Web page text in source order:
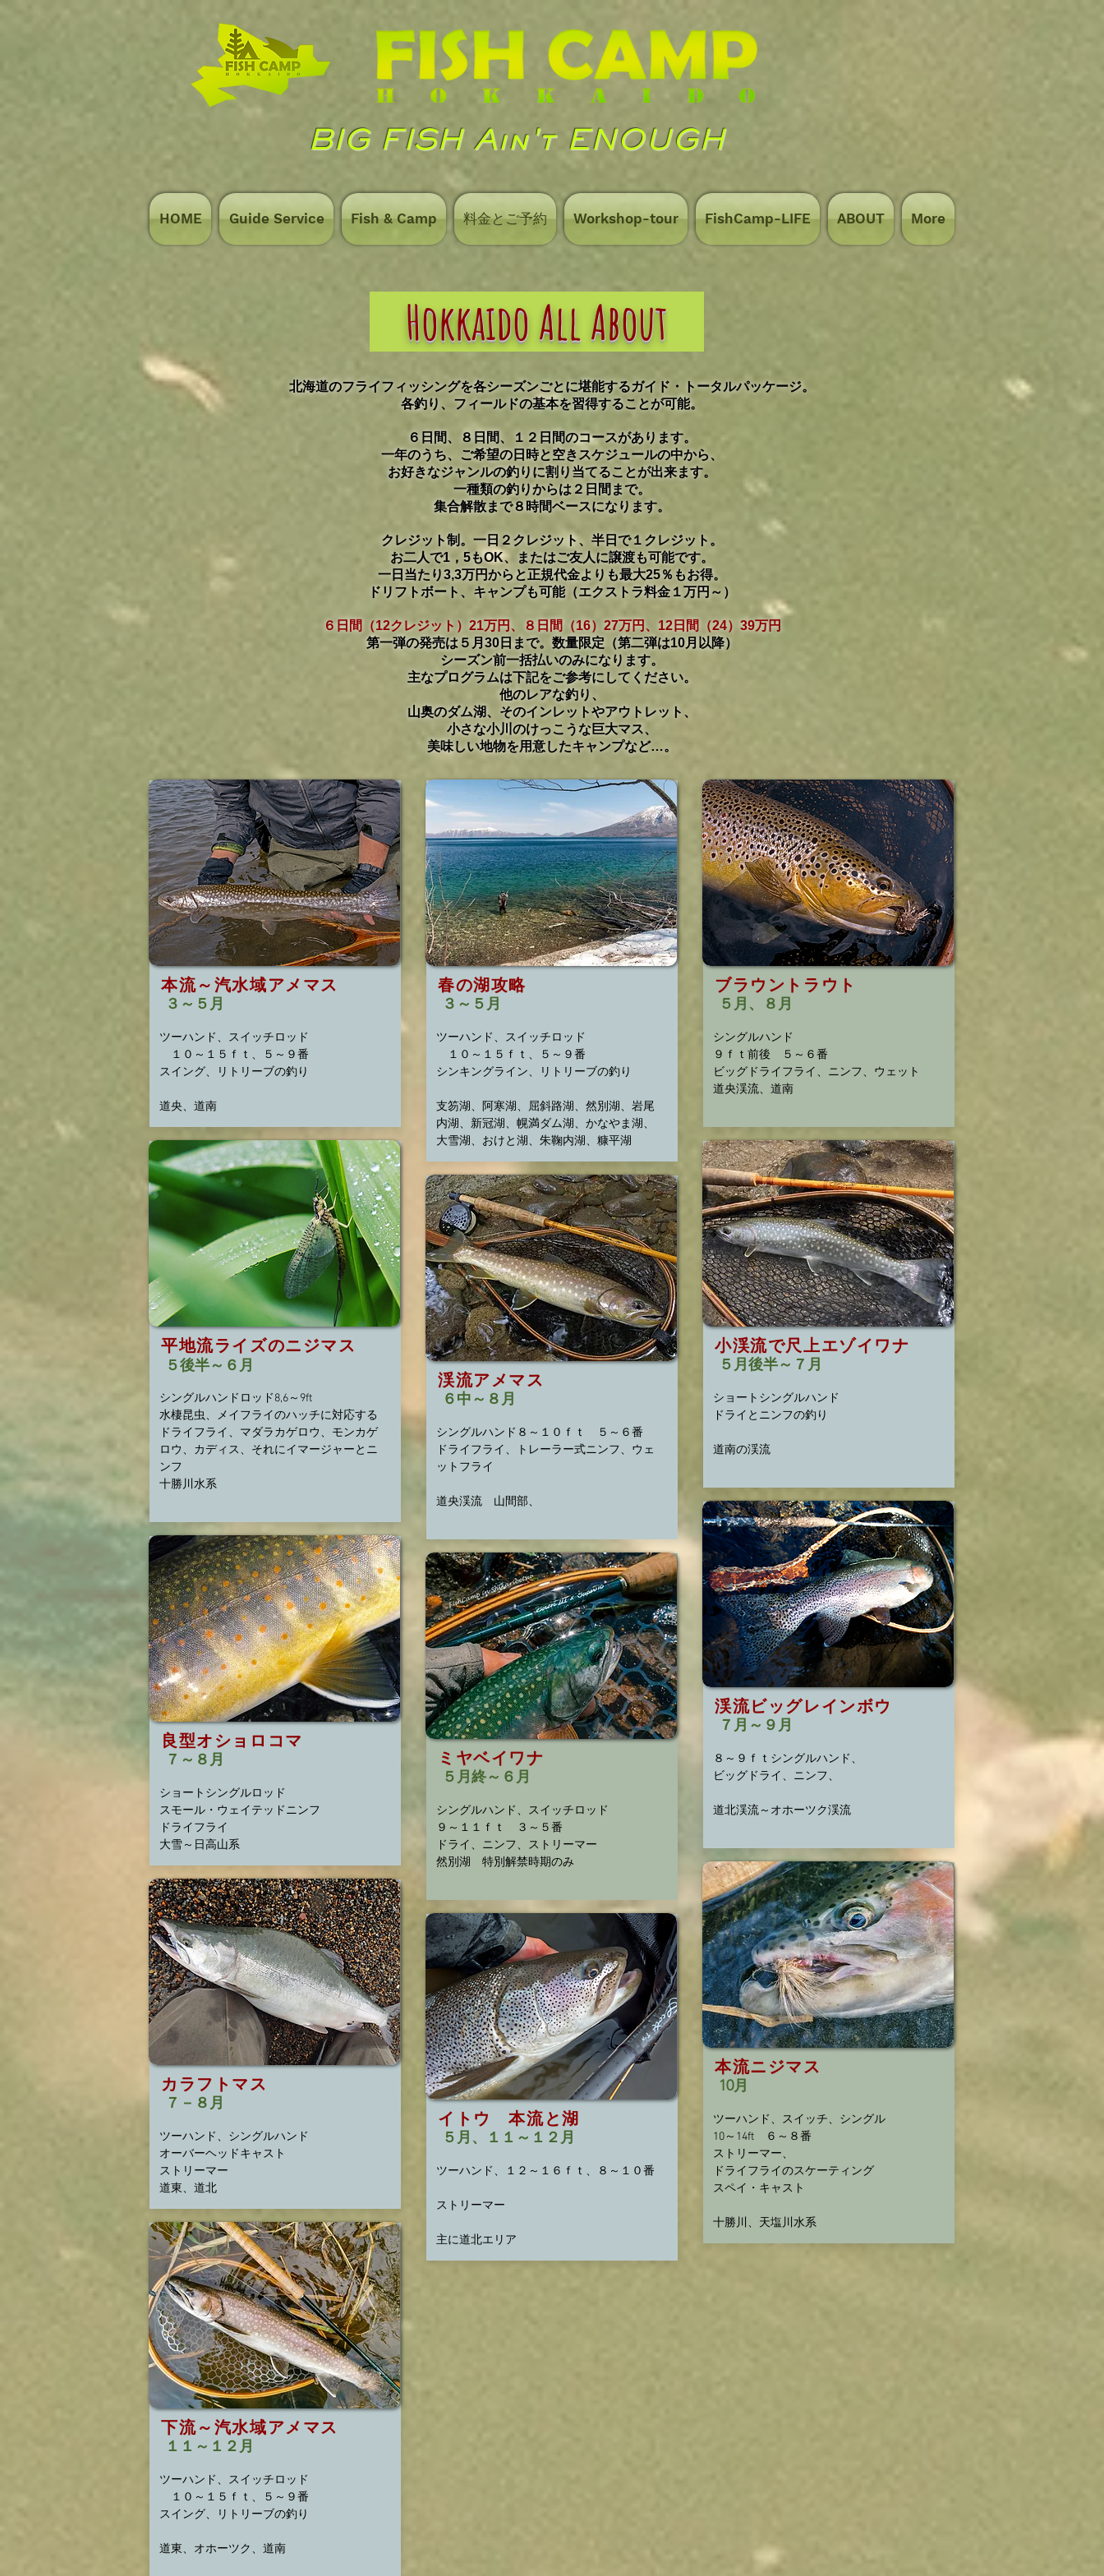
BIG FISH Ain't ENOUGH
HOME Guide Service Fish & Camp 料金とご予約 Workshop-tour FishCamp-LIFE ABOUT More
Hokkaido All About
北海道のフライフィッシングを各シーズンごとに堪能するガイド・トータルパッケージ。
​各釣り、フィールドの基本を習得することが可能。
６日間、 ８日間、１２ 日間のコースがあります。
一年のうち、ご希望の日時と空きスケジュールの中から、
お好きなジャンルの釣りに割り当てることが出来ます。
一種類の釣りからは２日間まで。
集合解散まで８時間ベースになります。
クレジット制。一日２クレジット、半日で１クレジット。
お二人で1，5もOK、またはご友人に譲渡も可能です。
一日当たり3,3万円からと正規代金よりも最大25％もお得。
ドリフトボート、キャンプも可能（エクストラ料金１万円～）
６日間（12クレジット）21万円、８日間（16）27万円、12日間（24）39万円
第一弾の発売は５月30日まで。数量限定（第二弾は10月以降）
シーズン前一括払いのみになります。
主なプログラムは下記をご参考にしてください。
他のレアな釣り、
山奥のダム湖、そのインレットやアウトレット、
小さな小川のけっこうな巨大マス、
美味しい地物を用意したキャンプなど…。
本流～汽水域アメマス
３～５月
ツーハンド、スイッチロッド
１０～１５ｆｔ、５～９番
スイング、リトリーブの釣り
​道央、道南
​平地流ライズのニジマス
５後半～６月
シングルハンドロッド8,6～9ft
水棲昆虫、メイフライのハッチに対応する
ドライフライ、マダラカゲロウ、モンカゲ
ロウ、カディス、それにイマージャーとニ
ンフ
​十勝川水系
良型オショロコマ
７～８月
ショートシングルロッド
スモール・ウェイテッドニンフ
ドライフライ
​大雪～日高山系
カラフトマス
７－８月
ツーハンド、シングルハンド
オーバーヘッドキャスト
ストリーマー
​道東、道北
下流～汽水域アメマス
１１～１２月
ツーハンド、スイッチロッド
１０～１５ｆｔ、５～９番
スイング、リトリーブの釣り
​道東、オホーツク、道南
春の湖攻略
３～５月
ツーハンド、スイッチロッド
１０～１５ｆｔ、５～９番
シンキングライン、リトリーブの釣り
​支笏湖、阿寒湖、屈斜路湖、然別湖、岩尾
内湖、新冠湖、幌満ダム湖、かなやま湖、
大雪湖、おけと湖、朱鞠内湖、糠平湖
渓流アメマス
６中～８月
シングルハンド８～１０ｆｔ ５～６番
ドライフライ、トレーラー式ニンフ、ウェ
ットフライ
​道央渓流 山間部、​
ミヤベイワナ
５月終～６月
シングルハンド、スイッチロッド
​９～１１ｆｔ ３～５番
ドライ、ニンフ、ストリーマー
​然別湖 特別解禁時期のみ
イトウ 本流と湖
５月、１１～１２月
ツーハンド、１２～１６ｆｔ、８～１０番
ストリーマー
​主に道北エリア
ブラウントラウト
５月​、８月
シングルハンド
​９ｆｔ前後 ５～６番
ビッグドライフライ、ニンフ、ウェット
​道央渓流、道南
小渓流で尺上エゾイワナ
５月後半～７月
ショートシングルハンド
ドライとニンフの釣り​
​道南の渓流
渓流ビッグレインボウ
７月～９月
８～９ｆｔシングルハンド、
ビッグドライ、 ニンフ、
道北渓流～オホーツク渓流
本流ニジマス
10月
ツーハンド、スイッチ、シングル
10～14ft ６～８番
ストリーマー、
ドライフライのスケーティング
​スペイ・キャスト
十勝川、天塩川水系